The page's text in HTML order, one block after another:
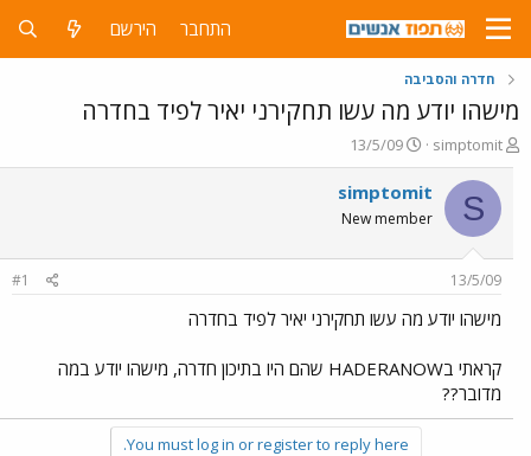
התחבר הירשם
חדרה והסביבה
מישהו יודע מה עשו תחקירני יאיר לפיד בחדרה
פ
ו
ת
ח
ה
ו
ש
א
simptomit
פ
ו
ר
ם
ר
13/5/09
S
simptomit
New member
13/5/09
#1
מישהו יודע מה עשו תחקירני יאיר לפיד בחדרה
קראתי בHADERANOW שהם היו בתיכון חדרה, מישהו יודע במה
מדובר??
You must log in or register to reply here.